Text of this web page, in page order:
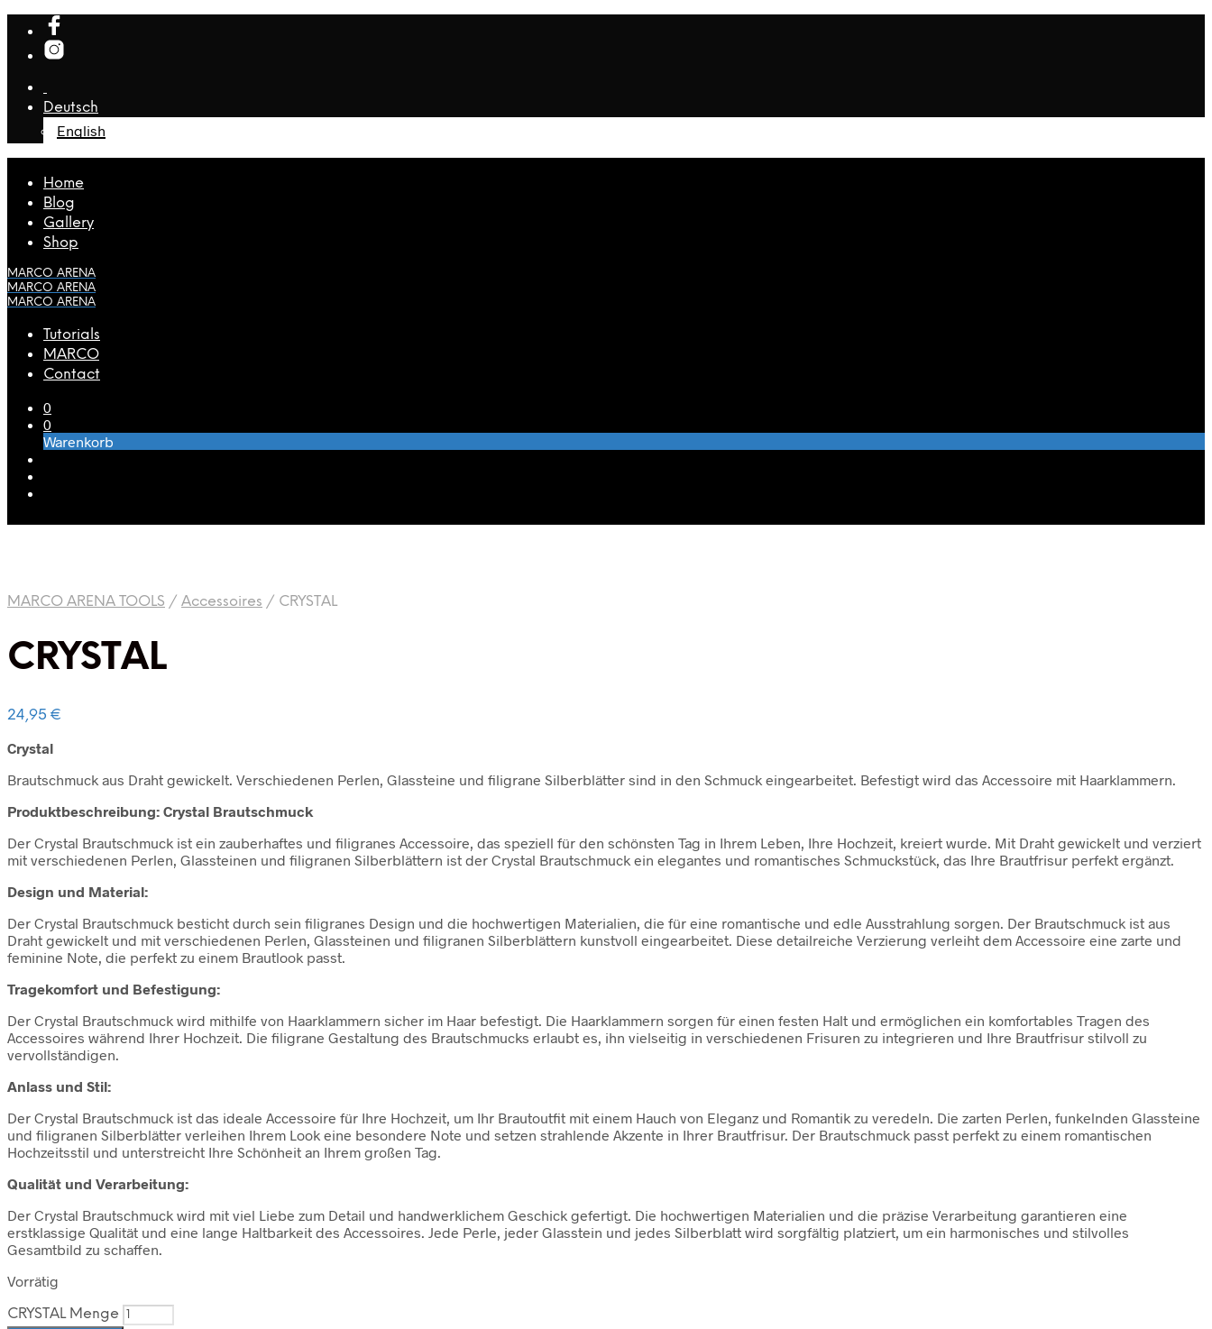
Deutsch
English
Home
Blog
Gallery
Shop
MARCO ARENA
MARCO ARENA
MARCO ARENA
Tutorials
MARCO
Contact
0
0
Warenkorb
MARCO ARENA TOOLS / Accessoires / CRYSTAL
CRYSTAL
24,95 €
Crystal
Brautschmuck aus Draht gewickelt. Verschiedenen Perlen, Glassteine und filigrane Silberblätter sind in den Schmuck eingearbeitet. Befestigt wird das Accessoire mit Haarklammern.
Produktbeschreibung: Crystal Brautschmuck
Der Crystal Brautschmuck ist ein zauberhaftes und filigranes Accessoire, das speziell für den schönsten Tag in Ihrem Leben, Ihre Hochzeit, kreiert wurde. Mit Draht gewickelt und verziert
mit verschiedenen Perlen, Glassteinen und filigranen Silberblättern ist der Crystal Brautschmuck ein elegantes und romantisches Schmuckstück, das Ihre Brautfrisur perfekt ergänzt.
Design und Material:
Der Crystal Brautschmuck besticht durch sein filigranes Design und die hochwertigen Materialien, die für eine romantische und edle Ausstrahlung sorgen. Der Brautschmuck ist aus
Draht gewickelt und mit verschiedenen Perlen, Glassteinen und filigranen Silberblättern kunstvoll eingearbeitet. Diese detailreiche Verzierung verleiht dem Accessoire eine zarte und
feminine Note, die perfekt zu einem Brautlook passt.
Tragekomfort und Befestigung:
Der Crystal Brautschmuck wird mithilfe von Haarklammern sicher im Haar befestigt. Die Haarklammern sorgen für einen festen Halt und ermöglichen ein komfortables Tragen des
Accessoires während Ihrer Hochzeit. Die filigrane Gestaltung des Brautschmucks erlaubt es, ihn vielseitig in verschiedenen Frisuren zu integrieren und Ihre Brautfrisur stilvoll zu
vervollständigen.
Anlass und Stil:
Der Crystal Brautschmuck ist das ideale Accessoire für Ihre Hochzeit, um Ihr Brautoutfit mit einem Hauch von Eleganz und Romantik zu veredeln. Die zarten Perlen, funkelnden Glassteine
und filigranen Silberblätter verleihen Ihrem Look eine besondere Note und setzen strahlende Akzente in Ihrer Brautfrisur. Der Brautschmuck passt perfekt zu einem romantischen
Hochzeitsstil und unterstreicht Ihre Schönheit an Ihrem großen Tag.
Qualität und Verarbeitung:
Der Crystal Brautschmuck wird mit viel Liebe zum Detail und handwerklichem Geschick gefertigt. Die hochwertigen Materialien und die präzise Verarbeitung garantieren eine
erstklassige Qualität und eine lange Haltbarkeit des Accessoires. Jede Perle, jeder Glasstein und jedes Silberblatt wird sorgfältig platziert, um ein harmonisches und stilvolles
Gesamtbild zu schaffen.
Vorrätig
CRYSTAL Menge